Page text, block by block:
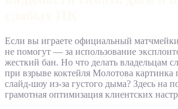
Если вы играете официальный
не помогут — за использование
жесткий бан. Но что делать владельцам
при взрыве коктейля Молотова картинка
слайд-шоу из-за густого дыма? Здесь на
грамотная оптимизация клиентских